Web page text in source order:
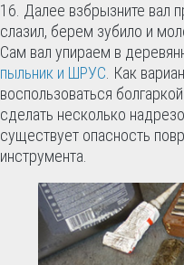
Далее взбрызните вал
слазил, берем зубило и
Сам вал упираем в
пыльник и ШРУС. Как
воспользоваться
сделать несколько
существует опасность
инструмента.